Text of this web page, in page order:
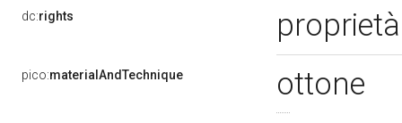
dc:rights
pico:materialAndTechnique
ottone